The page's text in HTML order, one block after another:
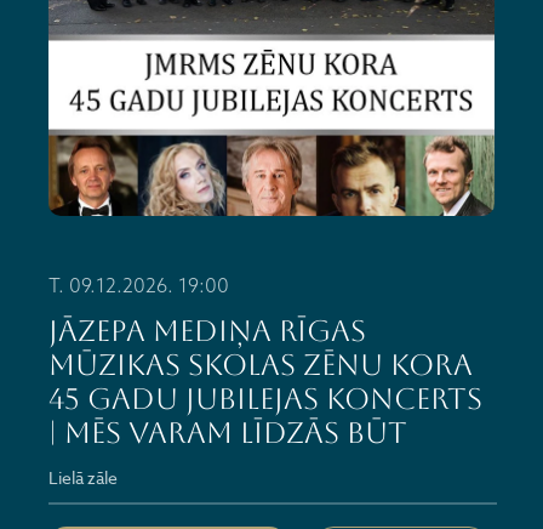
T. 09.12.2026. 19:00
Jāzepa Mediņa Rīgas
mūzikas skolas zēnu kora
45 gadu jubilejas koncerts
| Mēs varam līdzās būt
Lielā zāle